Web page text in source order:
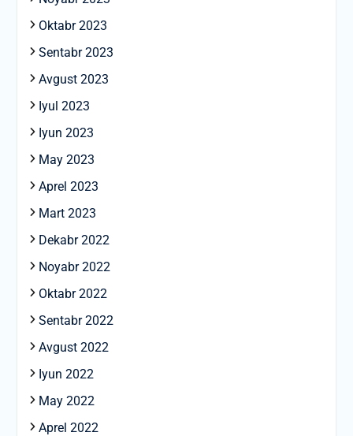
Oktabr 2023
Sentabr 2023
Avgust 2023
Iyul 2023
Iyun 2023
May 2023
Aprel 2023
Mart 2023
Dekabr 2022
Noyabr 2022
Oktabr 2022
Sentabr 2022
Avgust 2022
Iyun 2022
May 2022
Aprel 2022